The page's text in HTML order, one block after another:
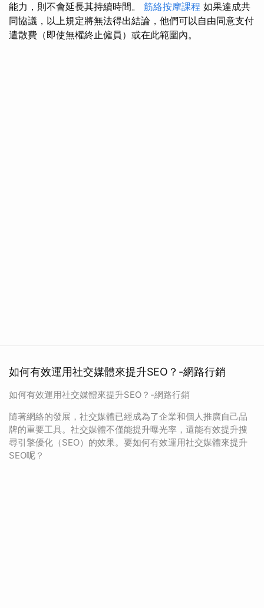
能力，則不會延長其持續時間。 筋絡按摩課程 如果達成共
同協議，以上規定將無法得出結論，他們可以自由同意支付
遣散費（即使無權終止僱員）或在此範圍內。
如何有效運用社交媒體來提升SEO？-網路行銷
如何有效運用社交媒體來提升SEO？-網路行銷
隨著網絡的發展，社交媒體已經成為了企業和個人推廣自己品
牌的重要工具。社交媒體不僅能提升曝光率，還能有效提升搜
尋引擎優化（SEO）的效果。要如何有效運用社交媒體來提升
SEO呢？